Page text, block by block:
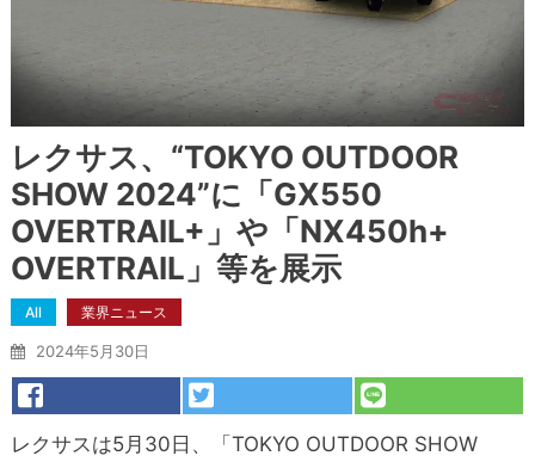
レクサス、“TOKYO OUTDOOR
SHOW 2024”に「GX550
OVERTRAIL+」や「NX450h+
OVERTRAIL」等を展示
All 業界ニュース
2024年5月30日
レクサスは5月30日、「TOKYO OUTDOOR SHOW